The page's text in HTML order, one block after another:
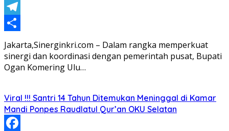
Line
Telegram
Share
Jakarta,Sinerginkri.com – Dalam rangka memperkuat
sinergi dan koordinasi dengan pemerintah pusat, Bupati
Ogan Komering Ulu…
Viral !!! Santri 14 Tahun Ditemukan Meninggal di Kamar
Mandi Ponpes Raudlatul Qur’an OKU Selatan